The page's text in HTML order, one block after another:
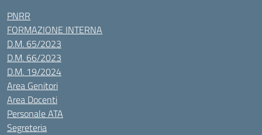
PNRR
FORMAZIONE INTERNA
D.M. 65/2023
D.M. 66/2023
D.M. 19/2024
Area Genitori
Area Docenti
Personale ATA
Segreteria